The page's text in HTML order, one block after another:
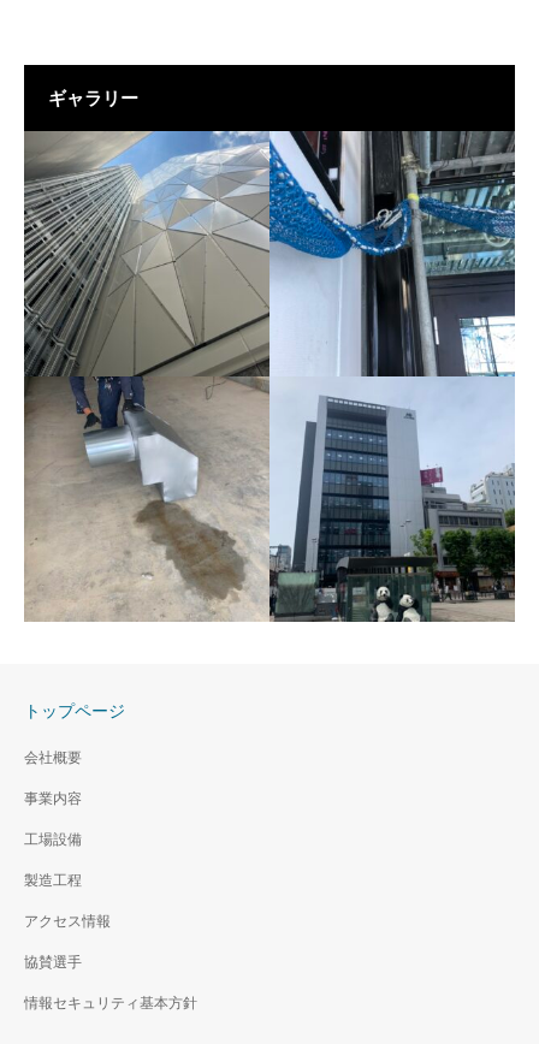
ギャラリー
アルミカットパネル-現場
チャンバーボックス-現場
写真
チャンバーボックス-現場写真
写真
チャンバーボックス-現場写真
トップページ
会社概要
事業内容
工場設備
製造工程
アクセス情報
協賛選手
情報セキュリティ基本方針